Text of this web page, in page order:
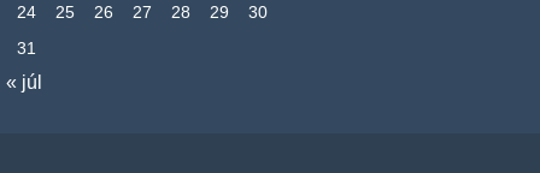
24
25 26 27 28 29
30
31
« júl